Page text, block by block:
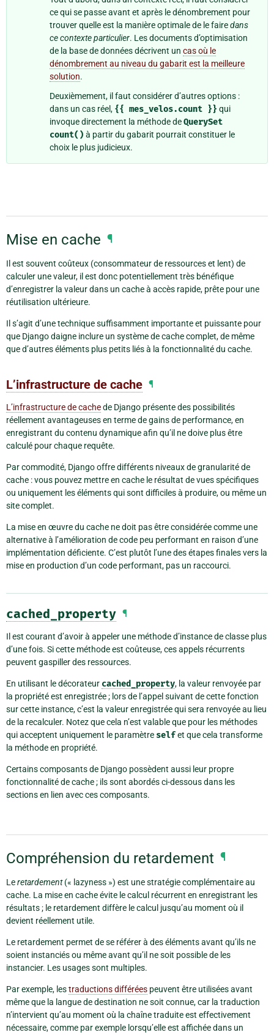
ce qui se passe avant et après le dénombrement pour
trouver quelle est la manière optimale de le fairedans
ce contexte particulier. Les documents d’optimisation
de la base de données décrivent un cas où le
dénombrement au niveau du gabarit est la meilleure
solution.
Deuxièmement, il faut considérer d’autres options :
dans un cas réel, {{ mes_velos.count }} qui
invoque directement la méthode deQuerySet
count() à partir du gabarit pourrait constituer le
choix le plus judicieux.
Mise en cache ¶
Il est souvent coûteux (consommateur de ressources et lent) de
calculer une valeur, il est donc potentiellement très bénéfique
d’enregistrer la valeur dans un cache à accès rapide, prête pour une
réutilisation ultérieure.
Il s’agit d’une technique suffisamment importante et puissante pour
que Django daigne inclure un système de cache complet, de même
que d’autres éléments plus petits liés à la fonctionnalité du cache.
L’infrastructure de cache ¶
L’infrastructure de cachede Django présente des possibilités
réellement avantageuses en terme de gains de performance, en
enregistrant du contenu dynamique afin qu’il ne doive plus être
calculé pour chaque requête.
Par commodité, Django offre différents niveaux de granularité de
cache : vous pouvez mettre en cache le résultat de vues spécifiques
ou uniquement les éléments qui sont difficiles à produire, ou même un
site complet.
La mise en œuvre du cache ne doit pas être considérée comme une
alternative à l’amélioration de code peu performant en raison d’une
implémentation déficiente. C’est plutôt l’une des étapes finales vers la
mise en production d’un code performant, pas un raccourci.
cached_property ¶
Il est courant d’avoir à appeler une méthode d’instance de classe plus
d’une fois. Si cette méthode est coûteuse, ces appels récurrents
peuvent gaspiller des ressources.
En utilisant le décorateur cached_property, la valeur renvoyée par
la propriété est enregistrée ; lors de l’appel suivant de cette fonction
sur cette instance, c’est la valeur enregistrée qui sera renvoyée au lieu
de la recalculer. Notez que cela n’est valable que pour les méthodes
qui acceptent uniquement le paramètre selfet que cela transforme
la méthode en propriété.
Certains composants de Django possèdent aussi leur propre
fonctionnalité de cache ; ils sont abordés ci-dessous dans les
sections en lien avec ces composants.
Compréhension du retardement ¶
Leretardement(« lazyness ») est une stratégie complémentaire au
cache. La mise en cache évite le calcul récurrent en enregistrant les
résultats ; le retardement diffère le calcul jusqu’au moment où il
devient réellement utile.
Le retardement permet de se référer à des éléments avant qu’ils ne
soient instanciés ou même avant qu’il ne soit possible de les
instancier. Les usages sont multiples.
Par exemple, lestraductions différées peuvent être utilisées avant
même que la langue de destination ne soit connue, car la traduction
n’intervient qu’au moment où la chaîne traduite est effectivement
nécessaire, comme par exemple lorsqu’elle est affichée dans un